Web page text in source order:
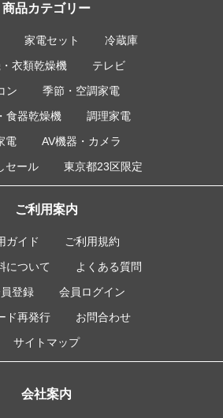
商品カテゴリー
家電セット
冷蔵庫
衣類乾燥機
テレビ
ン
季節・空調家電
食器乾燥機
調理家電
電
AV機器・カメラ
セール
東京都23区限定
ご利用案内
ガイド
ご利用規約
について
よくある質問
登録
会員ログイン
ド再発行
お問合わせ
サイトマップ
会社案内